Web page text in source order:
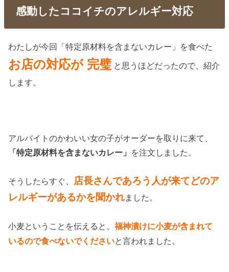
感動したココイチのアレルギー対応
わたしが今回「特定原材料を含まないカレー」を食べた
お店の対応が 完璧 と思うほどだったので、紹介
します。
アルバイトのかわいい女の子がオーダーを取りに来て、
「特定原材料を含まないカレー」 を注文しました。
そうしたらすぐ、 店長さんであろう人が来てどのア
レルギーがあるかを聞かれました。
小麦ということを伝えると、福神漬けに小麦が含まれて
いるので食べないでくださいと言われました。